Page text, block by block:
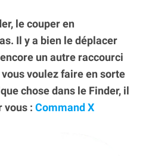
le couper en
Il y a bien le déplacer
un autre raccourci
voulez faire en sorte
chose dans le Finder, il
vous : Command X